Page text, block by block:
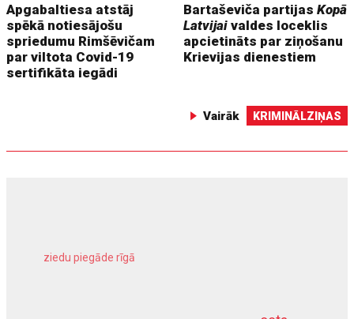
Apgabaltiesa atstāj
spēkā notiesājošu
spriedumu Rimšēvičam
par viltota Covid-19
sertifikāta iegādi
Bartaševiča partijasKopā
Latvijai valdes loceklis
apcietināts par ziņošanu
Krievijas dienestiem
Vairāk KRIMINĀLZIŅAS
ziedu piegāde rīgā